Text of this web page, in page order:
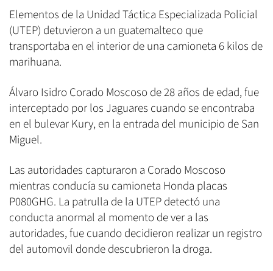
Elementos de la Unidad Táctica Especializada Policial
(UTEP) detuvieron a un guatemalteco que
transportaba en el interior de una camioneta 6 kilos de
marihuana.
Álvaro Isidro Corado Moscoso de 28 años de edad, fue
interceptado por los Jaguares cuando se encontraba
en el bulevar Kury, en la entrada del municipio de San
Miguel.
Las autoridades capturaron a Corado Moscoso
mientras conducía su camioneta Honda placas
P080GHG. La patrulla de la UTEP detectó una
conducta anormal al momento de ver a las
autoridades, fue cuando decidieron realizar un registro
del automovil donde descubrieron la droga.